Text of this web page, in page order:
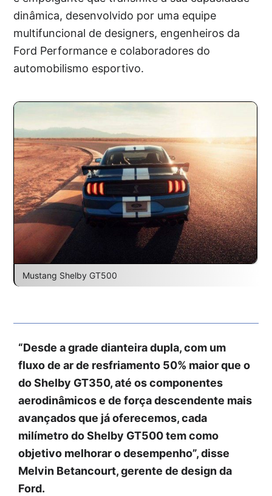
dinâmica, desenvolvido por uma equipe
multifuncional de designers, engenheiros da
Ford Performance e colaboradores do
automobilismo esportivo.
Mustang Shelby GT500
“Desde a grade dianteira dupla, com um
fluxo de ar de resfriamento 50% maior que o
do Shelby GT350, até os componentes
aerodinâmicos e de força descendente mais
avançados que já oferecemos, cada
milímetro do Shelby GT500 tem como
objetivo melhorar o desempenho”, disse
Melvin Betancourt, gerente de design da
Ford.